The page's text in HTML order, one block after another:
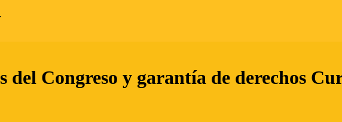
Congreso y garantía de derechos